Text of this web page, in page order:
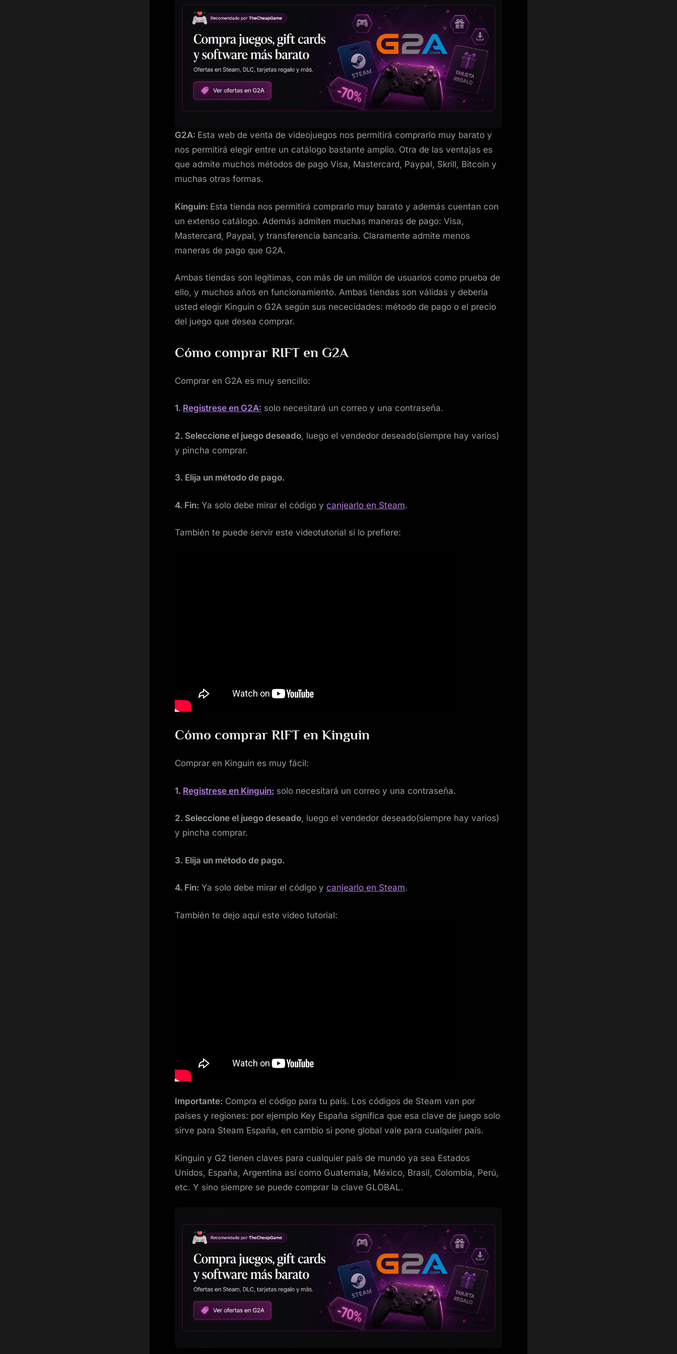
G2A: Esta web de venta de videojuegos nos permitirá comprarlo muy barato y
nos permitirá elegir entre un catálogo bastante amplio. Otra de las ventajas es
que admite muchos métodos de pago Visa, Mastercard, Paypal, Skrill, Bitcoin y
muchas otras formas.
Kinguin: Esta tienda nos permitirá comprarlo muy barato y además cuentan con
un extenso catálogo. Además admiten muchas maneras de pago: Visa,
Mastercard, Paypal, y transferencia bancaria. Claramente admite menos
maneras de pago que G2A.
Ambas tiendas son legitimas, con más de un millón de usuarios como prueba de
ello, y muchos años en funcionamiento. Ambas tiendas son válidas y debería
usted elegir Kinguin o G2A según sus nececidades: método de pago o el precio
del juego que desea comprar.
Cómo comprar RIFT en G2A
Comprar en G2A es muy sencillo:
1. Registrese en G2A: solo necesitará un correo y una contraseña.
2. Seleccione el juego deseado, luego el vendedor deseado(siempre hay varios)
y pincha comprar.
3. Elija un método de pago.
4. Fin: Ya solo debe mirar el código y canjearlo en Steam.
También te puede servir este videotutorial si lo prefiere:
Cómo comprar RIFT en Kinguin
Comprar en Kinguin es muy fácil:
1. Registrese en Kinguin: solo necesitará un correo y una contraseña.
2. Seleccione el juego deseado, luego el vendedor deseado(siempre hay varios)
y pincha comprar.
3. Elija un método de pago.
4. Fin: Ya solo debe mirar el código y canjearlo en Steam.
También te dejo aqui este video tutorial:
Importante: Compra el código para tu país. Los códigos de Steam van por
países y regiones: por ejemplo Key España significa que esa clave de juego solo
sirve para Steam España, en cambio si pone global vale para cualquier país.
Kinguin y G2 tienen claves para cualquier país de mundo ya sea Estados
Unidos, España, Argentina así como Guatemala, México, Brasil, Colombia, Perú,
etc. Y sino siempre se puede comprar la clave GLOBAL.